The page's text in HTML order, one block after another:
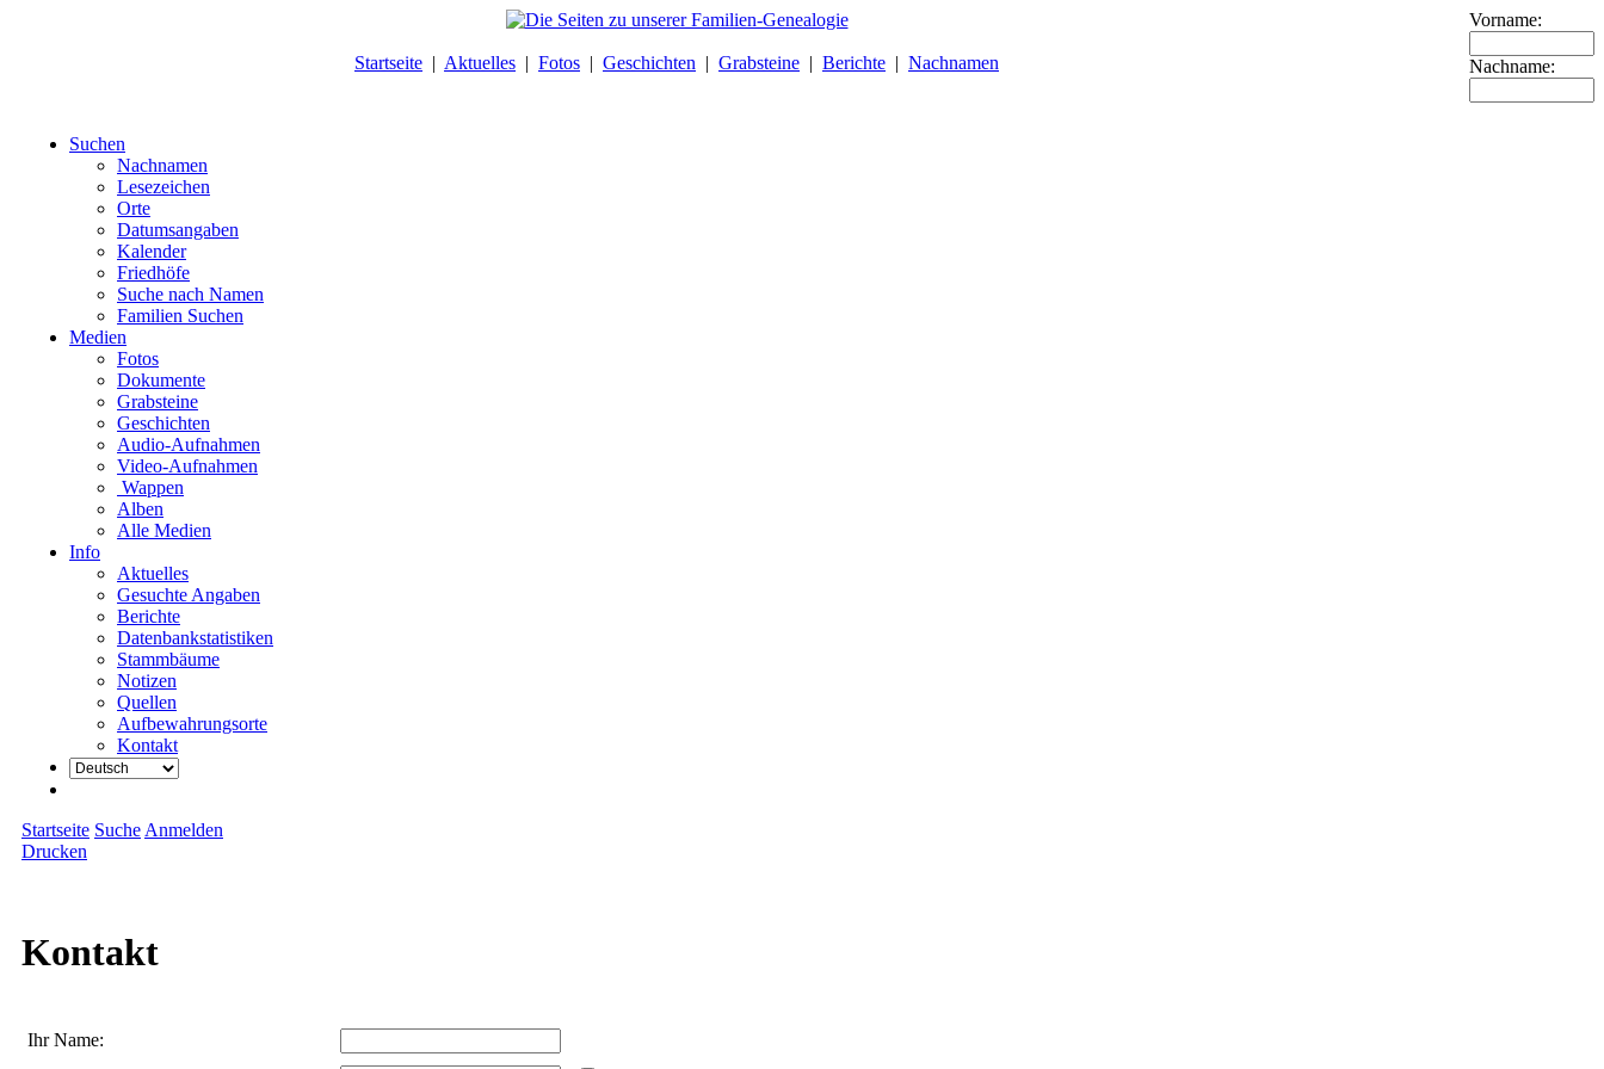
Startseite | Aktuelles | Fotos | Geschichten | Grabsteine | Berichte | Nachnamen
Vorname:
Nachname:
Suchen
Nachnamen
Lesezeichen
Orte
Datumsangaben
Kalender
Friedhöfe
Suche nach Namen
Familien Suchen
Medien
Fotos
Dokumente
Grabsteine
Geschichten
Audio-Aufnahmen
Video-Aufnahmen
Wappen
Alben
Alle Medien
Info
Aktuelles
Gesuchte Angaben
Berichte
Datenbankstatistiken
Stammbäume
Notizen
Quellen
Aufbewahrungsorte
Kontakt
Startseite Suche Anmelden
Drucken
Kontakt
Ihr Name: